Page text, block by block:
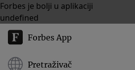
Forbes je bolji u aplikaciji
undefined
Forbes App
Pretraživač